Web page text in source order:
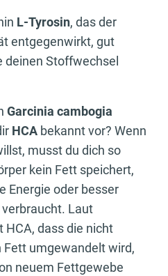
L-Tyrosin, das der
entgegenwirkt, gut
deinen Stoffwechsel
Garcinia cambogia
HCA bekannt vor? Wenn
musst du dich so
kein Fett speichert,
Energie oder besser
Laut
HCA, dass die nicht
Fett umgewandelt wird,
neuem Fettgewebe